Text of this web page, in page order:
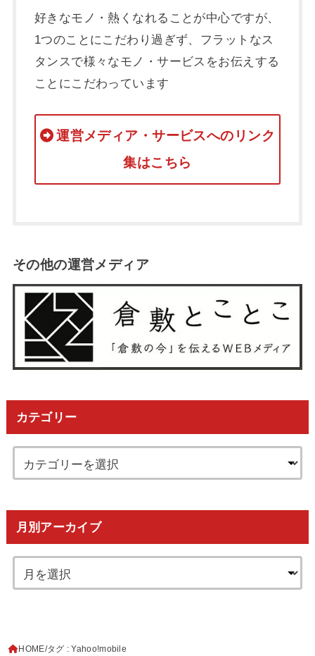
好きなモノ・熱くなれることが中心ですが、
1つのことにこだわり過ぎず、フラットなス
タンスで様々なモノ・サービスをお伝えする
ことにこだわっています
運営メディア・サービスへのリンク
集はこちら
その他の運営メディア
カテゴリー
月別アーカイブ
HOME タグ : Yahoo!mobile